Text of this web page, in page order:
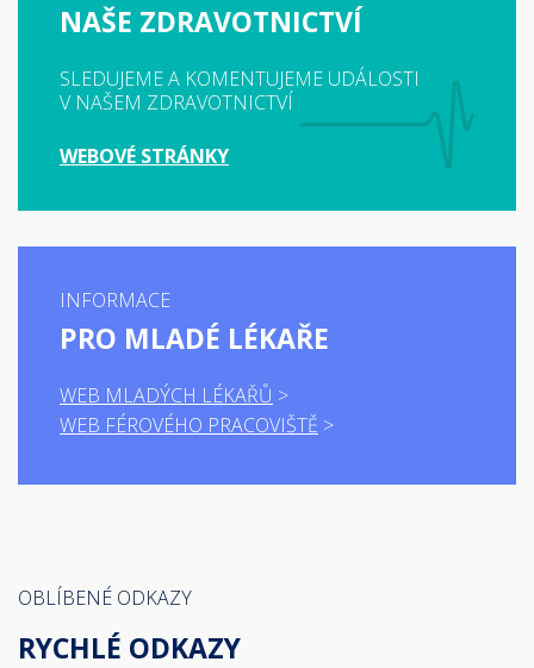
NAŠE ZDRAVOTNICTVÍ
SLEDUJEME A KOMENTUJEME UDÁLOSTI
V NAŠEM ZDRAVOTNICTVÍ
WEBOVÉ STRÁNKY
INFORMACE
PRO MLADÉ LÉKAŘE
WEB MLADÝCH LÉKAŘŮ
WEB FÉROVÉHO PRACOVIŠTĚ
OBLÍBENÉ ODKAZY
RYCHLÉ ODKAZY